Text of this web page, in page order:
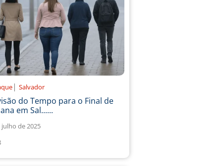
| Salvador
do Tempo para o Final de
em Sal......
julho de 2025